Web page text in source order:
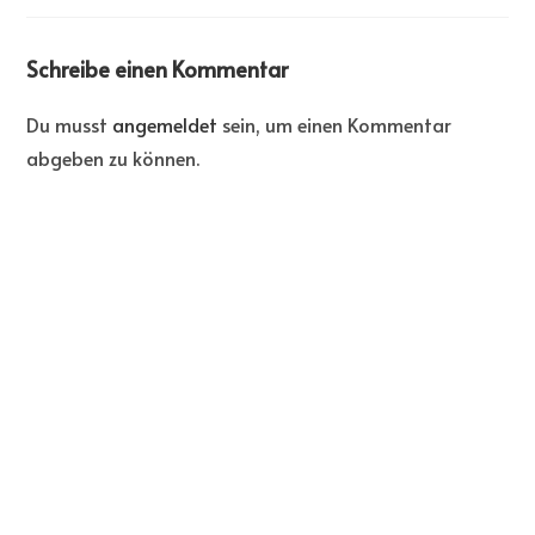
Schreibe einen Kommentar
Du musst angemeldet sein, um einen Kommentar
abgeben zu können.